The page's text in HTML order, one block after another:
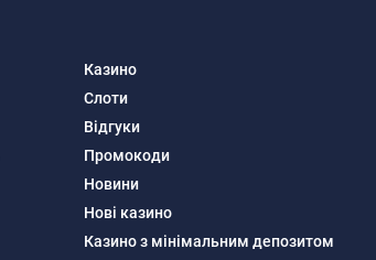
Казино
Слоти
Відгуки
Промокоди
Новини
Нові казино
Казино з мінімальним депозитом